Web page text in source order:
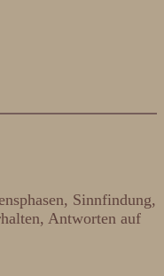
Sinnfindung,
Antworten auf